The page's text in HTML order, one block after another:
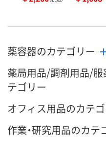
薬容器のカテゴリー
薬局用品/調剤用品/服
テゴリー
オフィス用品のカテ
作業・研究用品のカテ